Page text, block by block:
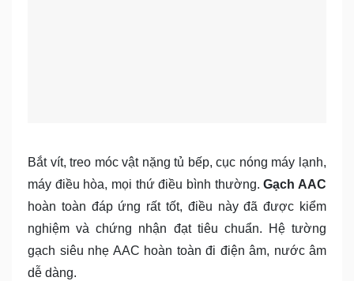
Bắt vít, treo móc vật nặng tủ bếp, cục nóng máy lạnh,
máy điều hòa, mọi thứ điều bình thường.Gạch AAC
hoàn toàn đáp ứng rất tốt, điều này đã được kiểm
nghiệm và chứng nhận đạt tiêu chuẩn. Hệ tường
gạch siêu nhẹ AAC hoàn toàn đi điện âm, nước âm
dễ dàng.